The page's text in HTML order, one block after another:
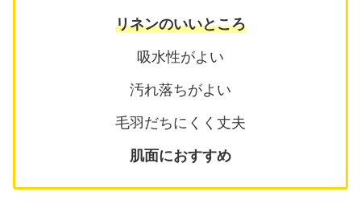
リネンのいいところ
吸水性がよい
汚れ落ちがよい
毛羽だちにくく丈夫
肌面におすすめ